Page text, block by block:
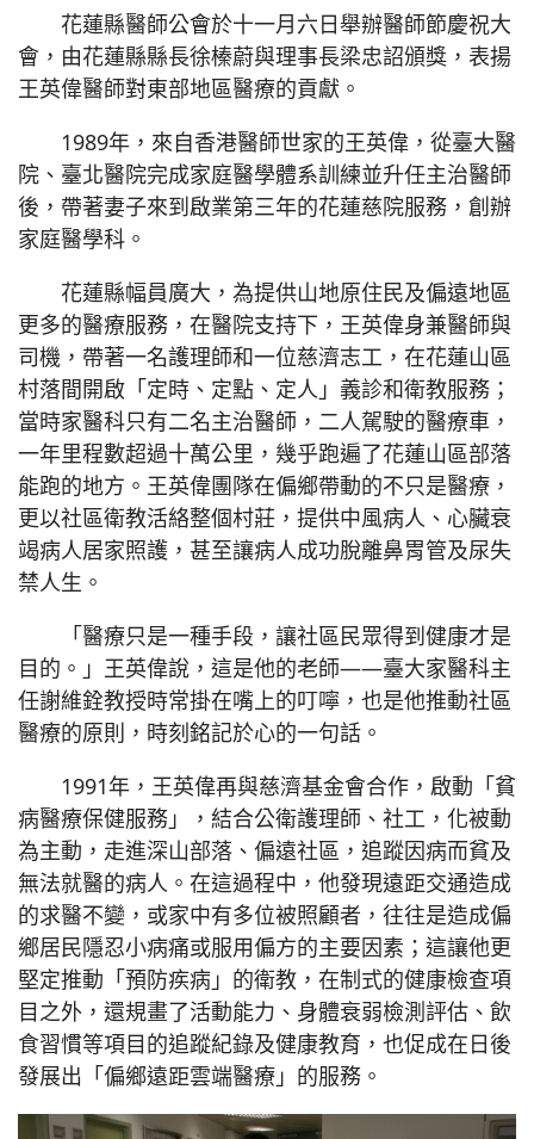
花蓮縣醫師公會於十一月六日舉辦醫師節慶祝大
會，由花蓮縣縣長徐榛蔚與理事長梁忠詔頒獎，表揚
王英偉醫師對東部地區醫療的貢獻。
1989年，來自香港醫師世家的王英偉，從臺大醫
院、臺北醫院完成家庭醫學體系訓練並升任主治醫師
後，帶著妻子來到啟業第三年的花蓮慈院服務，創辦
家庭醫學科。
花蓮縣幅員廣大，為提供山地原住民及偏遠地區
更多的醫療服務，在醫院支持下，王英偉身兼醫師與
司機，帶著一名護理師和一位慈濟志工，在花蓮山區
村落間開啟「定時、定點、定人」義診和衛教服務；
當時家醫科只有二名主治醫師，二人駕駛的醫療車，
一年里程數超過十萬公里，幾乎跑遍了花蓮山區部落
能跑的地方。王英偉團隊在偏鄉帶動的不只是醫療，
更以社區衛教活絡整個村莊，提供中風病人、心臟衰
竭病人居家照護，甚至讓病人成功脫離鼻胃管及尿失
禁人生。
「醫療只是一種手段，讓社區民眾得到健康才是
目的。」王英偉說，這是他的老師——臺大家醫科主
任謝維銓教授時常掛在嘴上的叮嚀，也是他推動社區
醫療的原則，時刻銘記於心的一句話。
1991年，王英偉再與慈濟基金會合作，啟動「貧
病醫療保健服務」，結合公衛護理師、社工，化被動
為主動，走進深山部落、偏遠社區，追蹤因病而貧及
無法就醫的病人。在這過程中，他發現遠距交通造成
的求醫不變，或家中有多位被照顧者，往往是造成偏
鄉居民隱忍小病痛或服用偏方的主要因素；這讓他更
堅定推動「預防疾病」的衛教，在制式的健康檢查項
目之外，還規畫了活動能力、身體衰弱檢測評估、飲
食習慣等項目的追蹤紀錄及健康教育，也促成在日後
發展出「偏鄉遠距雲端醫療」的服務。